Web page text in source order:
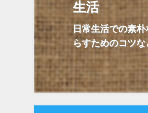
生活
日常生活での素
らすためのコツ